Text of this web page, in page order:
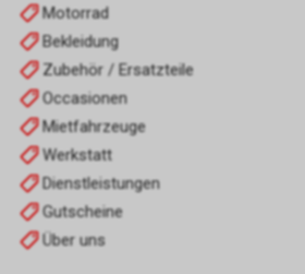
Motorrad
Bekleidung
Zubehör / Ersatzteile
Occasionen
Mietfahrzeuge
Werkstatt
Dienstleistungen
Gutscheine
Über uns